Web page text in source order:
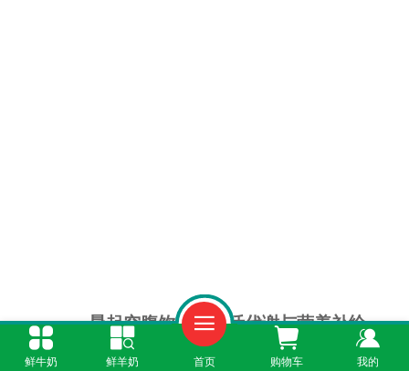
一、晨起空腹饮用：激活代谢与营养补给
鲜牛奶 鲜羊奶 首页 购物车 我的